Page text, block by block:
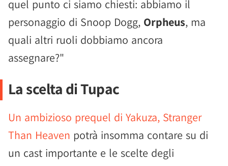
quel punto ci siamo chiesti: abbiamo il
personaggio di Snoop Dogg, Orpheus, ma
quali altri ruoli dobbiamo ancora
assegnare?"
La scelta di Tupac
Un ambizioso prequel di Yakuza, Stranger
Than Heaven potrà insomma contare su di
un cast importante e le scelte degli